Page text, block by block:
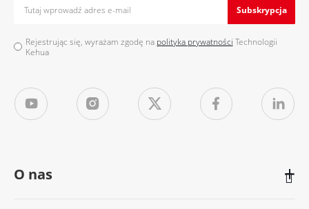
Subskrypcja
Rejestrując się, wyrażam zgodę na polityka prywatności Technologii
Kehua
O nas 